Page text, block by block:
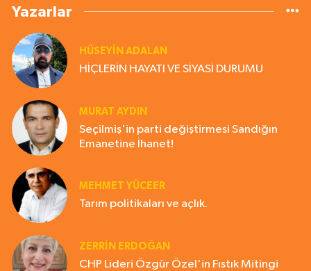
Yazarlar
HÜSEYIN ADALAN
HİÇLERİN HAYATI VE SİYASİ DURUMU
MURAT AYDIN
Seçilmiş'in parti değiştirmesi Sandığın
Emanetine İhanet!
MEHMET YÜCEER
Tarım politikaları ve açlık.
ZERRIN ERDOĞAN
CHP Lideri Özgür Özel'in Fıstık Mitingi